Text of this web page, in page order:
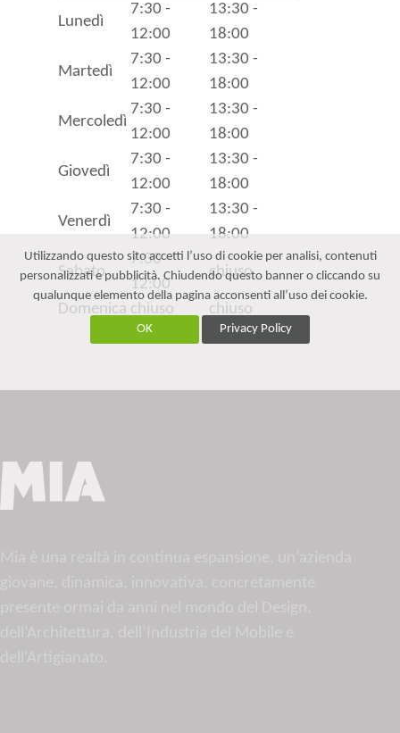
Lunedì
7:30 -
12:00
13:30 -
18:00
Martedì
7:30 -
12:00
13:30 -
18:00
Mercoledì
7:30 -
12:00
13:30 -
18:00
Giovedì
7:30 -
12:00
13:30 -
18:00
Venerdì
7:30 -
12:00
13:30 -
18:00
Sabato
7:30 -
12:00
chiuso
Domenica chiuso chiuso
Utilizzando questo sito accetti l’uso di cookie per analisi, contenuti
personalizzati e pubblicità. Chiudendo questo banner o cliccando su
qualunque elemento della pagina acconsenti all’uso dei cookie.
OK Privacy Policy